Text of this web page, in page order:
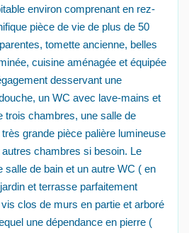
environ comprenant en rez-
pièce de vie de plus de 50
tomette ancienne, belles
cuisine aménagée et équipée
desservant une
un WC avec lave-mains et
trois chambres, une salle de
grande pièce palière lumineuse
chambres si besoin. Le
salle de bain et un autre WC ( en
et terrasse parfaitement
clos de murs en partie et arboré
une dépendance en pierre (